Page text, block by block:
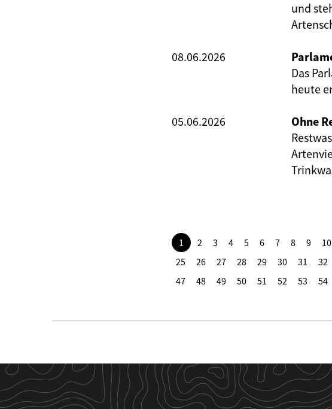
und
08.06.2026
Das
heute
05.06.2026
Ohne
1 2 3 4 5 6 7 8 9 10
25
26 27 28 29 30 31 32
47
48 49 50 51 52 53 54